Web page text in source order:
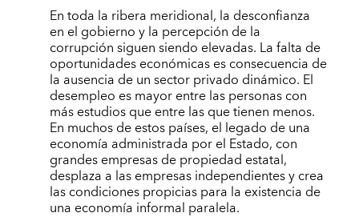
En toda la ribera meridional, la desconfianza
en el gobierno y la percepción de la
corrupción siguen siendo elevadas. La falta de
oportunidades económicas es consecuencia de
la ausencia de un sector privado dinámico. El
desempleo es mayor entre las personas con
más estudios que entre las que tienen menos.
En muchos de estos países, el legado de una
economía administrada por el Estado, con
grandes empresas de propiedad estatal,
desplaza a las empresas independientes y crea
las condiciones propicias para la existencia de
una economía informal paralela.